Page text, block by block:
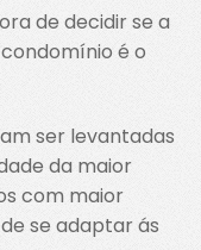
de decidir se a
é o
ser levantadas
da maior
com maior
se adaptar ás